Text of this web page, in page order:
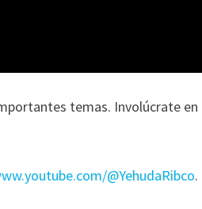
temas. Involúcrate en
@YehudaRibco.